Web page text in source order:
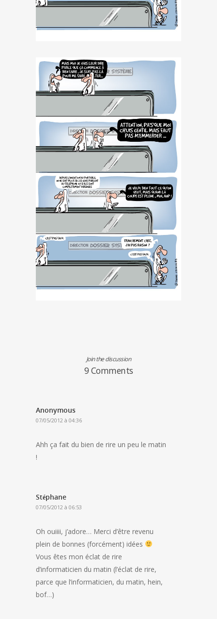
Join the discussion
9 Comments
Anonymous
07/05/2012 à 04:36
Ahh ça fait du bien de rire un peu le matin
!
Stéphane
07/05/2012 à 06:53
Oh ouiiii, j’adore… Merci d’être revenu
plein de bonnes (forcément) idées
Vous êtes mon éclat de rire
d’informaticien du matin (l’éclat de rire,
parce que l’informaticien, du matin, hein,
bof…)